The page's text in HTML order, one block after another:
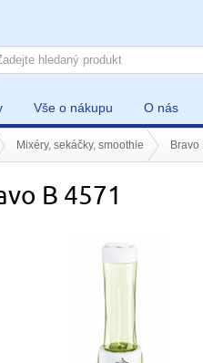
Vše o nákupu O nás
Mixéry, sekáčky, smoothie Bravo
B 4571